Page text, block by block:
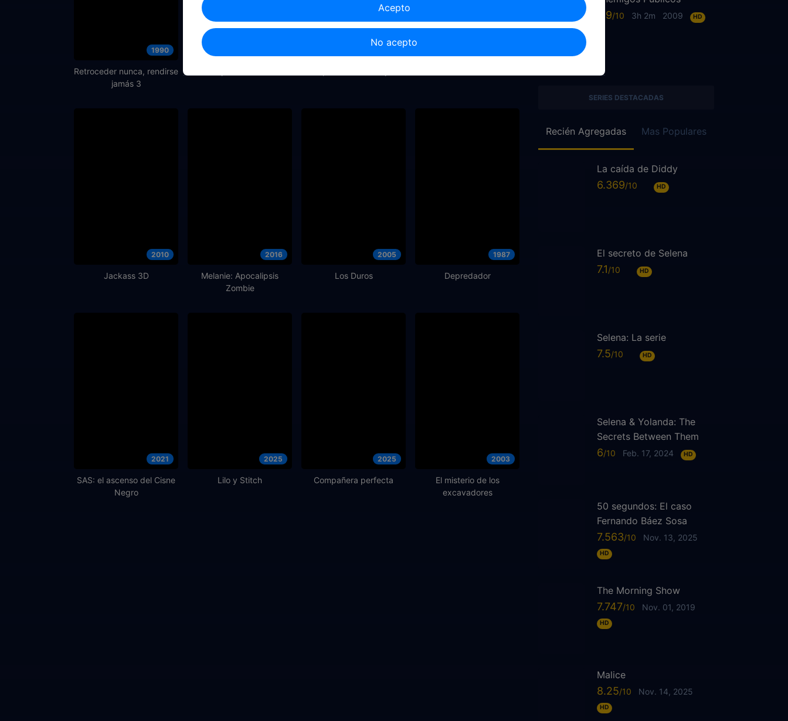
1990
Retroceder nunca, rendirse
jamás 3
2010
Jackass 3D
2016
Melanie: Apocalipsis
Zombie
2005
Los Duros
1987
Depredador
2021
SAS: el ascenso del Cisne
Negro
2025
Lilo y Stitch
2025
Compañera perfecta
2003
El misterio de los
excavadores
6.9 3h 2m 2009 HD
SERIES DESTACADAS
Recién Agregadas Mas Populares
La caída de Diddy
6.369 HD
El secreto de Selena
7.1 HD
Selena: La serie
7.5 HD
Selena & Yolanda: The
Secrets Between Them
6 Feb. 17, 2024 HD
50 segundos: El caso
Fernando Báez Sosa
7.563 Nov. 13, 2025
HD
The Morning Show
7.747 Nov. 01, 2019
HD
Malice
8.25 Nov. 14, 2025
HD
Acepto
No acepto